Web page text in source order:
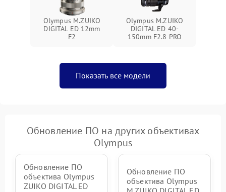
Olympus M.ZUIKO
DIGITAL ED 12mm
F2
Olympus M.ZUIKO
DIGITAL ED 40-
150mm F2.8 PRO
Показать все модели
Обновление ПО на других объективах
Olympus
Обновление ПО
объектива Olympus
ZUIKO DIGITAL ED
Обновление ПО
объектива Olympus